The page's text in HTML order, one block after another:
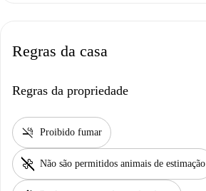
Regras da casa
Regras da propriedade
smoke_free Proibido fumar
pet_supplies Não são permitidos animais de estimação